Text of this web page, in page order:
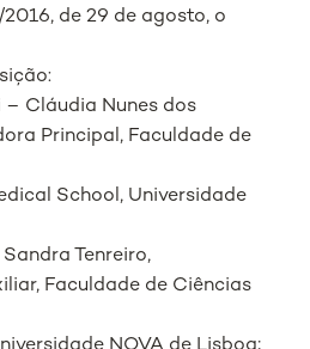
de 29 de agosto, o
– Cláudia Nunes dos
Principal, Faculdade de
School, Universidade
Tenreiro,
Faculdade de Ciências